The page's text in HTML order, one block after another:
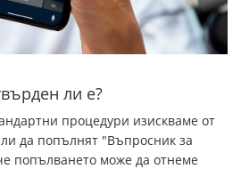
ли е?
процедури изискваме от
да попълнят "Въпросник за
попълването може да отнеме